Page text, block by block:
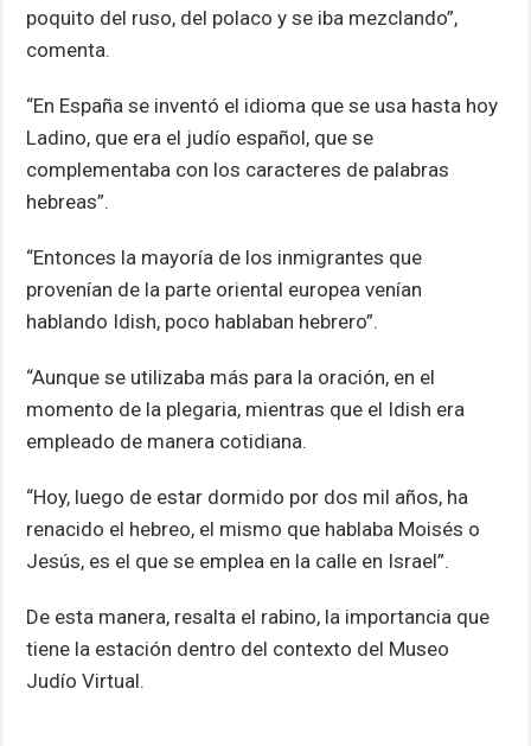
poquito del ruso, del polaco y se iba mezclando”,
comenta.
“En España se inventó el idioma que se usa hasta hoy
Ladino, que era el judío español, que se
complementaba con los caracteres de palabras
hebreas”.
“Entonces la mayoría de los inmigrantes que
provenían de la parte oriental europea venían
hablando Idish, poco hablaban hebrero”.
“Aunque se utilizaba más para la oración, en el
momento de la plegaria, mientras que el Idish era
empleado de manera cotidiana.
“Hoy, luego de estar dormido por dos mil años, ha
renacido el hebreo, el mismo que hablaba Moisés o
Jesús, es el que se emplea en la calle en Israel”.
De esta manera, resalta el rabino, la importancia que
tiene la estación dentro del contexto del Museo
Judío Virtual.